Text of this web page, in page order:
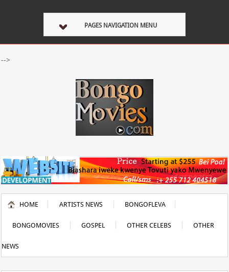
PAGES NAVIGATION MENU
-->
HOME ARTISTS NEWS BONGOFLEVA
BONGOMOVIES GOSPEL OTHER CELEBS OTHER
NEWS